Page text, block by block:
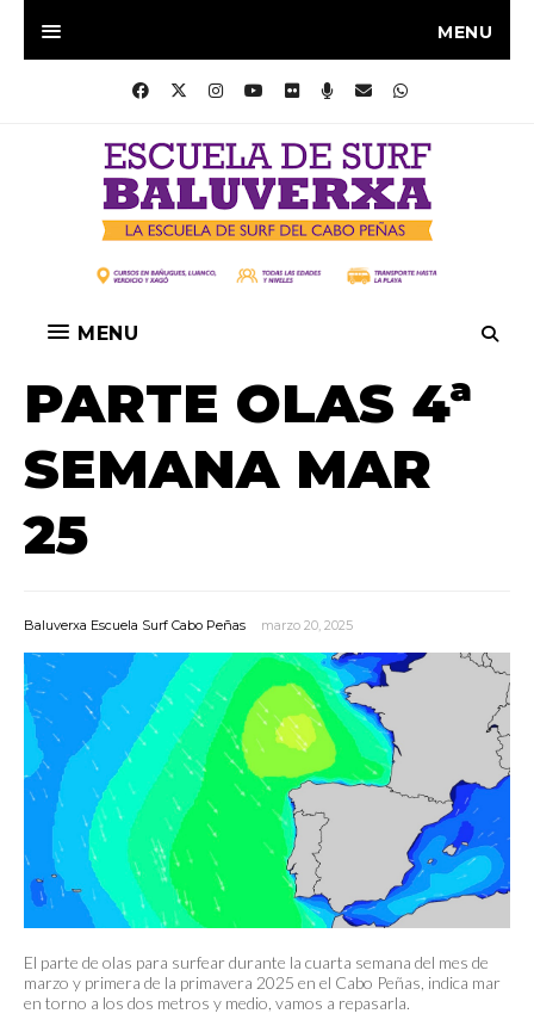
MENU
MENU
PARTE OLAS 4ª
SEMANA MAR
25
Baluverxa Escuela Surf Cabo Peñas marzo 20, 2025
El parte de olas para surfear durante la cuarta semana del mes de
marzo y primera de la primavera 2025 en el Cabo Peñas, indica mar
en torno a los dos metros y medio, vamos a repasarla.